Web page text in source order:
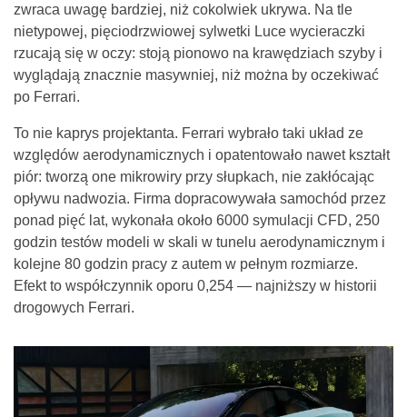
zwraca uwagę bardziej, niż cokolwiek ukrywa. Na tle
nietypowej, pięciodrzwiowej sylwetki Luce wycieraczki
rzucają się w oczy: stoją pionowo na krawędziach szyby i
wyglądają znacznie masywniej, niż można by oczekiwać
po Ferrari.
To nie kaprys projektanta. Ferrari wybrało taki układ ze
względów aerodynamicznych i opatentowało nawet kształt
piór: tworzą one mikrowiry przy słupkach, nie zakłócając
opływu nadwozia. Firma dopracowywała samochód przez
ponad pięć lat, wykonała około 6000 symulacji CFD, 250
godzin testów modeli w skali w tunelu aerodynamicznym i
kolejne 80 godzin pracy z autem w pełnym rozmiarze.
Efekt to współczynnik oporu 0,254 — najniższy w historii
drogowych Ferrari.